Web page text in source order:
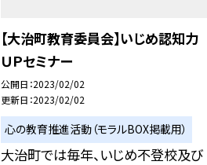
【大治町教育委員会】いじめ認知力
ＵＰセミナー
公開日 2023/02/02
更新日 2023/02/02
心の教育推進活動（モラルBOX掲載用）
大治町では毎年、いじめ不登校及び